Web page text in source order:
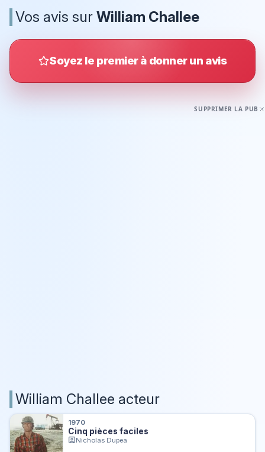
Vos avis sur William Challee
Soyez le premier à donner un avis
SUPPRIMER LA PUB
William Challee acteur
1970
Cinq pièces faciles
Nicholas Dupea